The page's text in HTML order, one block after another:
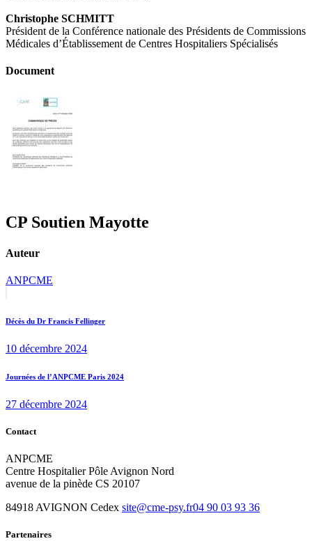
Christophe SCHMITT
Président de la Conférence nationale des Présidents de Commissions
Médicales d’Établissement de Centres Hospitaliers Spécialisés
Document
CP Soutien Mayotte
Auteur
ANPCME
de
Décès du Dr Francis Fellinger
10 décembre 2024
Next
Journées de l’ANPCME Paris 2024
27 décembre 2024
Contact
ANPCME
Centre Hospitalier Pôle Avignon Nord
avenue de la pinède CS 20107
84918 AVIGNON Cedex site@cme-psy.fr04 90 03 93 36
Partenaires